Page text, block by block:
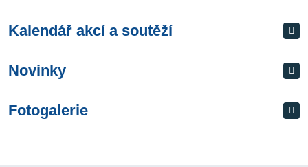
Kalendář akcí a soutěží
Novinky
Fotogalerie